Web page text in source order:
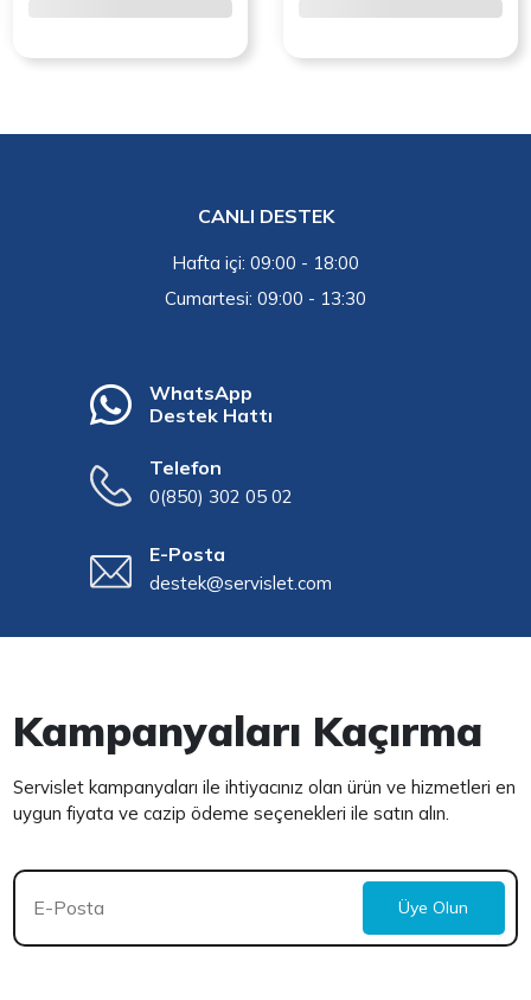
CANLI DESTEK
Hafta içi: 09:00 - 18:00
Cumartesi: 09:00 - 13:30
WhatsApp
Destek Hattı
Telefon
0(850) 302 05 02
E-Posta
destek@servislet.com
Kampanyaları Kaçırma
Servislet kampanyaları ile ihtiyacınız olan ürün ve hizmetleri en
uygun fiyata ve cazip ödeme seçenekleri ile satın alın.
Üye Olun